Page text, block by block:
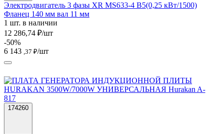
Электродвигатель 3 фазы XR MS633-4 B5(0,25 кВт/1500)
Фланец 140 мм вал 11 мм
1 шт. в наличии
12 286,74 ₽/шт
-50%
6 143 ,37 ₽/шт
174260